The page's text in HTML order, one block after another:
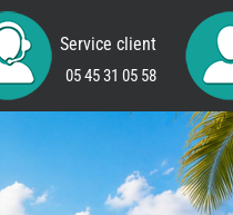
Service client
05 45 31 05 58